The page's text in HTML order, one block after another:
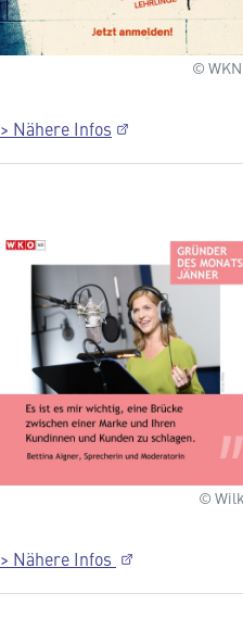
©
> Nähere Infos
©
> Nähere Infos